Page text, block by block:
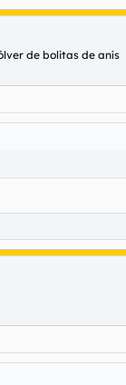
de bolitas de anís